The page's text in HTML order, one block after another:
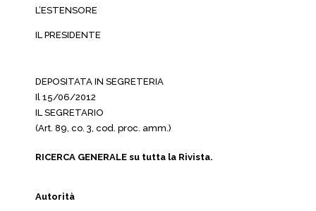
L’ESTENSORE
IL PRESIDENTE
DEPOSITATA IN SEGRETERIA
Il 15/06/2012
IL SEGRETARIO
(Art. 89, co. 3, cod. proc. amm.)
RICERCA GENERALE su tutta la Rivista.
Autorità